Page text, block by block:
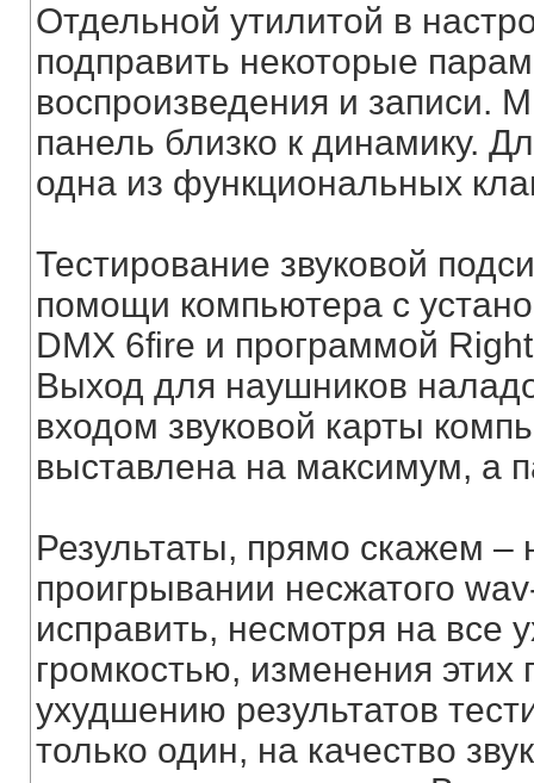
Отдельной утилитой в
подправить некоторые
воспроизведения и
панель близко к динамику.
одна из функциональных
Тестирование звуковой
помощи компьютера с
DMX 6fire и программой
Выход для наушников
входом звуковой карты
выставлена на максимум, а
Результаты, прямо скажем
проигрывании несжатого
исправить, несмотря на все
громкостью, изменения
ухудшению результатов
только один, на качество